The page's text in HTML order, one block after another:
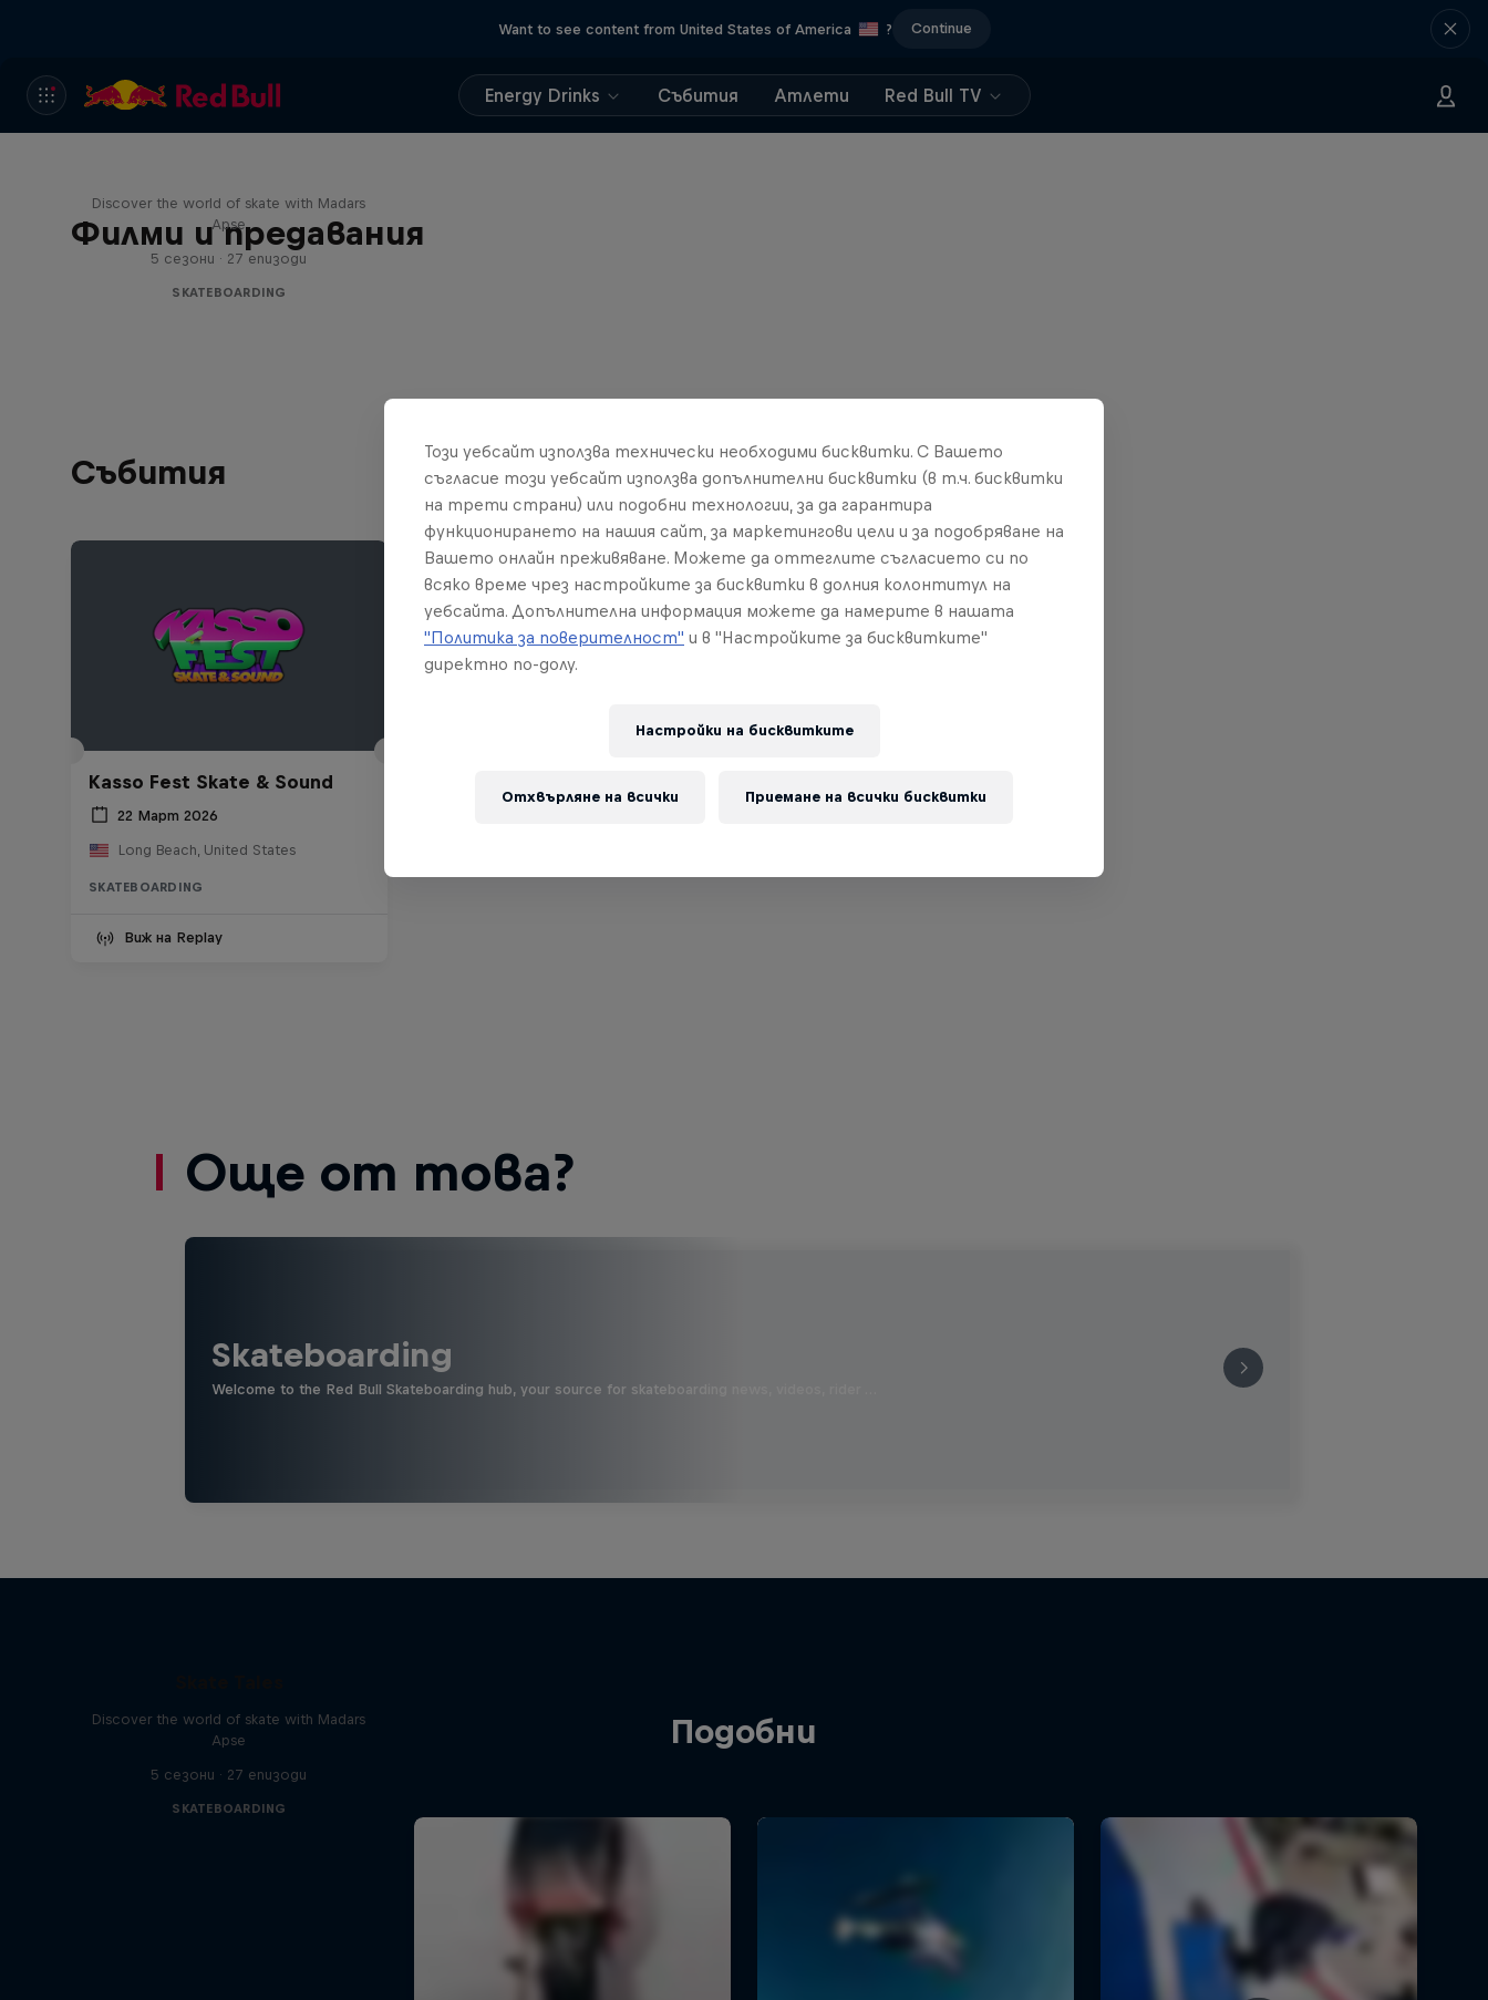
Want to see content from United States of America ? Continue
Energy Drinks Събития Атлети Red Bull TV
Филми и предавания
Discover the world of skate with Madars
Apse
5 сезони · 27 епизоди
SKATEBOARDING
Събития
Kasso Fest Skate & Sound
22 Март 2026
Long Beach, United States
SKATEBOARDING
Виж на Replay
Още от това?
Skateboarding
Welcome to the Red Bull Skateboarding hub, your source for skateboarding news, videos, rider …
Подобни
Discover the world of skate with Madars
Apse
5 сезони · 27 епизоди
SKATEBOARDING
Този уебсайт използва технически необходими бисквитки. С Вашето
съгласие този уебсайт използва допълнителни бисквитки (в т.ч. бисквитки
на трети страни) или подобни технологии, за да гарантира
функционирането на нашия сайт, за маркетингови цели и за подобряване на
Вашето онлайн преживяване. Можете да оттеглите съгласието си по
всяко време чрез настройките за бисквитки в долния колонтитул на
уебсайта. Допълнителна информация можете да намерите в нашата
"Политика за поверителност" и в "Настройките за бисквитките"
директно по-долу.
Настройки на бисквитките
Отхвърляне на всички Приемане на всички бисквитки